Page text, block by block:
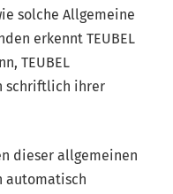
solche Allgemeine
erkennt TEUBEL
TEUBEL
schriftlich ihrer
dieser allgemeinen
automatisch